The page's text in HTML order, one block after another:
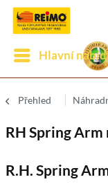
Hlavní
Přehled
RH Spring Arm
R.H. Spring